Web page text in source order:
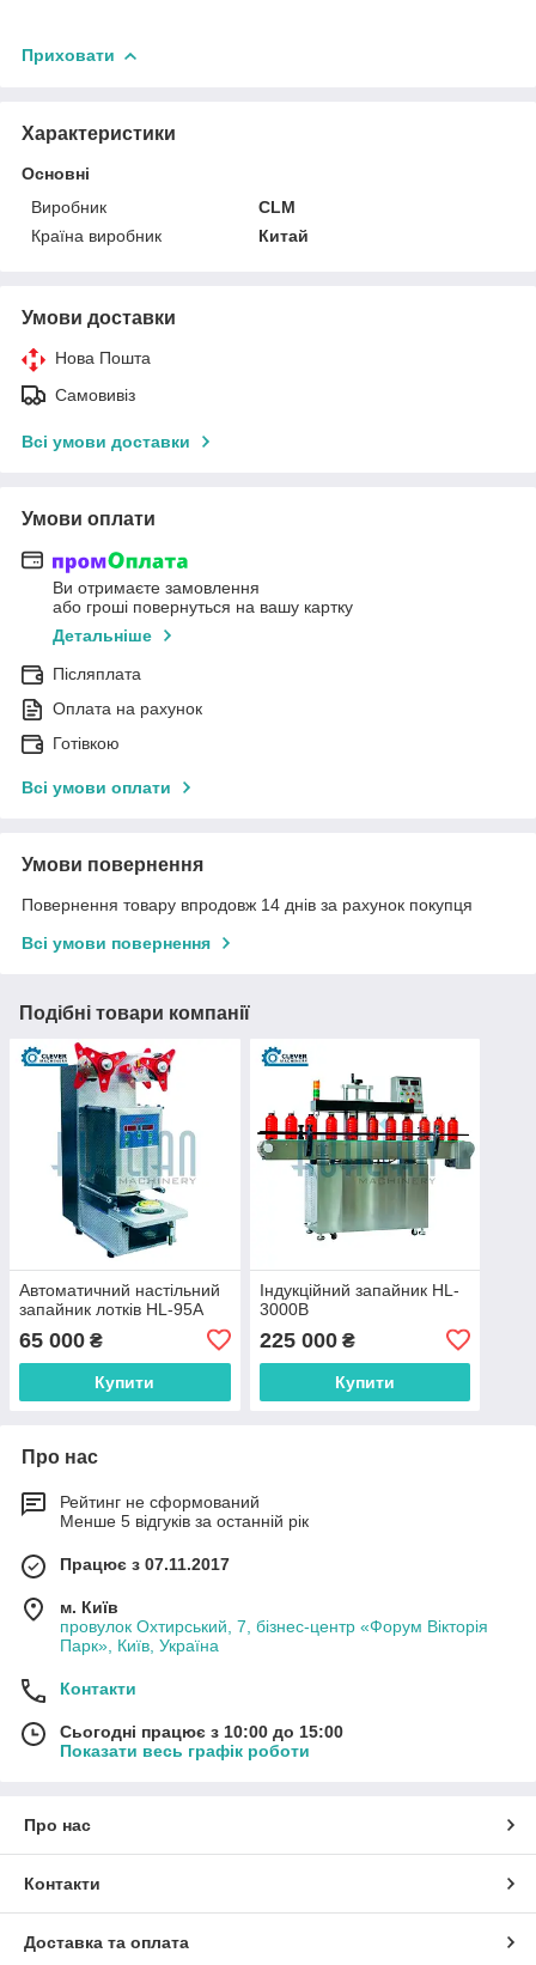
Приховати
Характеристики
Основні
Виробник
CLM
Країна виробник
Китай
Умови доставки
Нова Пошта
Самовивіз
Всі умови доставки
Умови оплати
Ви отримаєте замовлення
або гроші повернуться на вашу картку
Детальніше
Післяплата
Оплата на рахунок
Готівкою
Всі умови оплати
Умови повернення
Повернення товару впродовж 14 днів за рахунок покупця
Всі умови повернення
Подібні товари компанії
Автоматичний настільний
запайник лотків HL-95A
65 000 ₴
Купити
Індукційний запайник HL-
3000B
225 000₴
Купити
Про нас
Рейтинг не сформований
Менше 5 відгуків за останній рік
Працює з 07.11.2017
м. Київ
провулок Охтирський, 7, бізнес-центр «Форум Вікторія
Парк», Київ, Україна
Контакти
Сьогодні працює з 10:00 до 15:00
Показати весь графік роботи
Про нас
Контакти
Доставка та оплата